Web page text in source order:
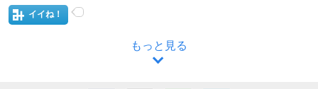
イイね！
もっと見る